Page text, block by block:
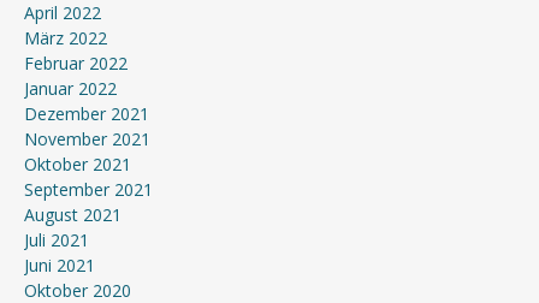
April 2022
März 2022
Februar 2022
Januar 2022
Dezember 2021
November 2021
Oktober 2021
September 2021
August 2021
Juli 2021
Juni 2021
Oktober 2020